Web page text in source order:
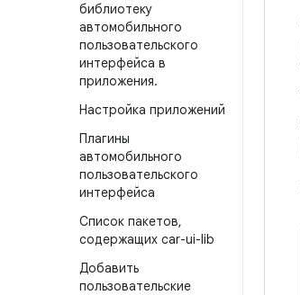
библиотеку
автомобильного
пользовательского
интерфейса в
приложения.
Настройка приложений
Плагины
автомобильного
пользовательского
интерфейса
Список пакетов,
содержащих car-ui-lib
Добавить
пользовательские